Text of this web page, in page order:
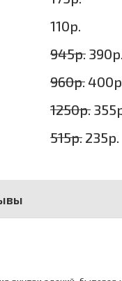
110р.
945р. 390р.
960р.
1250р.
515р. 235р.